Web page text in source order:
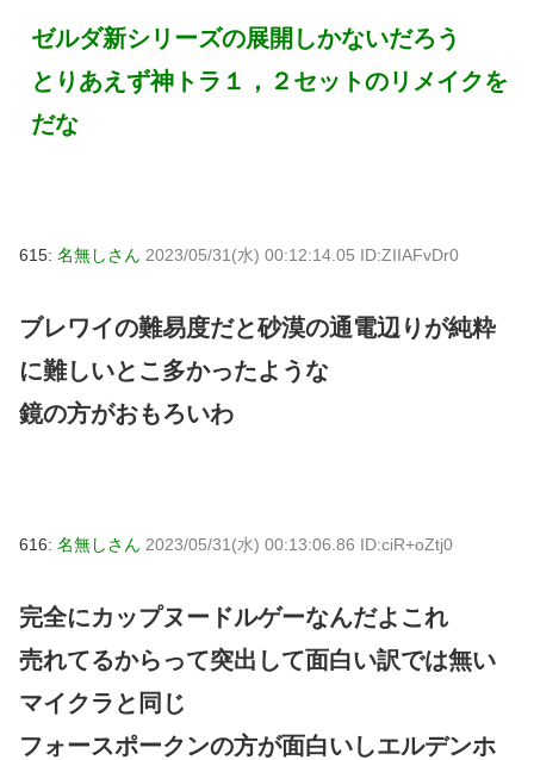
ゼルダ新シリーズの展開しかないだろう
とりあえず神トラ１，２セットのリメイクを
だな
615: 名無しさん 2023/05/31(水) 00:12:14.05 ID:ZIIAFvDr0
ブレワイの難易度だと砂漠の通電辺りが純粋
に難しいとこ多かったような
鏡の方がおもろいわ
616: 名無しさん 2023/05/31(水) 00:13:06.86 ID:ciR+oZtj0
完全にカップヌードルゲーなんだよこれ
売れてるからって突出して面白い訳では無い
マイクラと同じ
フォースポークンの方が面白いしエルデンホ